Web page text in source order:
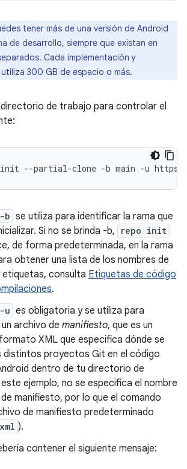
tener más de una versión de Android
de desarrollo, siempre que existan en
Cada implementación y
300 GB de espacio o más.
directorio de trabajo para controlar el
init --partial-clone -b main -u
-b se utiliza para identificar la rama que
Si no se brinda -b,
repo init
de forma predeterminada, en la rama
obtener una lista de los nombres de
etiquetas, consulta Etiquetas de código
.
-u es obligatoria y se utiliza para
archivo de manifiesto, que es un
XML que especifica dónde se
distintos proyectos Git en el código
dentro de tu directorio de
ejemplo, no se especifica el nombre
manifiesto, por lo que el comando
de manifiesto predeterminado
).
contener el siguiente mensaje: